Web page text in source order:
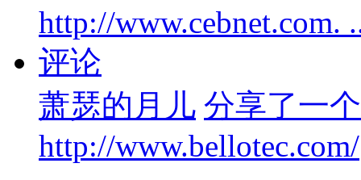
http://www.cebnet.com.
评论
萧瑟的月儿 分享了一
http://www.bellotec.com/